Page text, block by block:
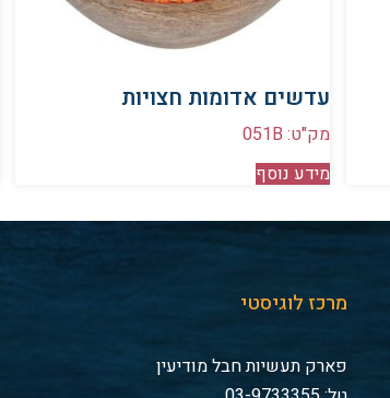
עדשים אדומות חצויות
מק"ט: 051B
מידע נוסף
מרכז לוגיסטי
פארק תעשיות חבל מודיעין